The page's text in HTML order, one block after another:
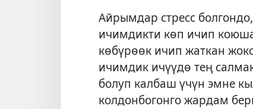
Айрымдар стресс
ичимдикти көп ичип
көбүрөөк ичип жаткан
ичимдик ичүүдө тең
болуп калбаш үчүн эмне
колдонбогонго жардам